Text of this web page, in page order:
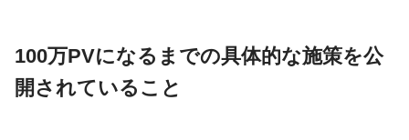
100万PVになるまでの具体的な施策を公
開されていること